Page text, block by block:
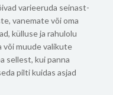
varieeruda seinast-
vanemate või oma
külluse ja rahulolu
või muude valikute
sellest, kui panna
pilti kuidas asjad